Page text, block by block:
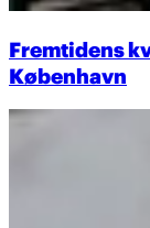
Fremtidens
København